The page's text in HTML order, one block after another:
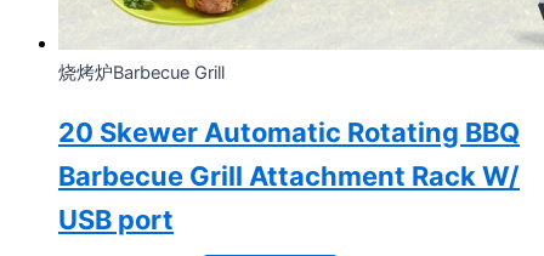
烧烤炉Barbecue Grill
20 Skewer Automatic Rotating BBQ
Barbecue Grill Attachment Rack W/
USB port